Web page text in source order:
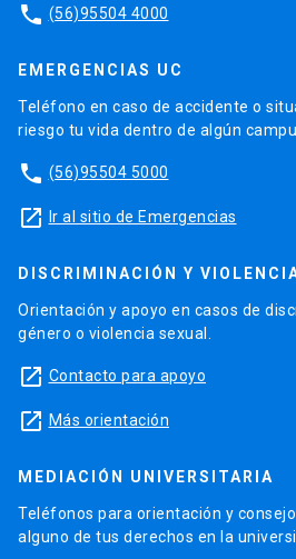
phone (56)95504 4000
EMERGENCIAS UC
Teléfono en caso de accidente o
riesgo tu vida dentro de algún
phone (56)95504 5000
launch Ir al sitio de Emergencias
DISCRIMINACIÓN Y
Orientación y apoyo en casos de
género o violencia sexual.
launch Contacto para apoyo
launch Más orientación
MEDIACIÓN UNIVERSITARIA
Teléfonos para orientación y
alguno de tus derechos en la